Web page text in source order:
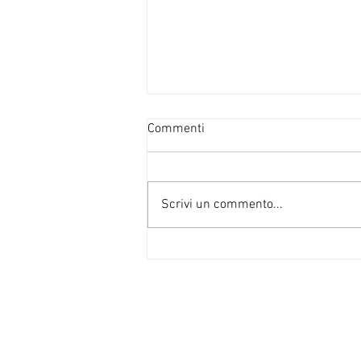
Commenti
Scrivi un commento...